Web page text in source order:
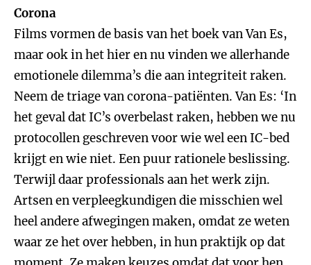
Corona
Films vormen de basis van het boek van Van Es,
maar ook in het hier en nu vinden we allerhande
emotionele dilemma’s die aan integriteit raken.
Neem de triage van corona-patiënten. Van Es: ‘In
het geval dat IC’s overbelast raken, hebben we nu
protocollen geschreven voor wie wel een IC-bed
krijgt en wie niet. Een puur rationele beslissing.
Terwijl daar professionals aan het werk zijn.
Artsen en verpleegkundigen die misschien wel
heel andere afwegingen maken, omdat ze weten
waar ze het over hebben, in hun praktijk op dat